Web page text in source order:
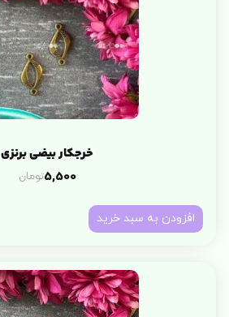
خرجکار بیضی برنزی
5,500تومان
افزودن به سبد خرید